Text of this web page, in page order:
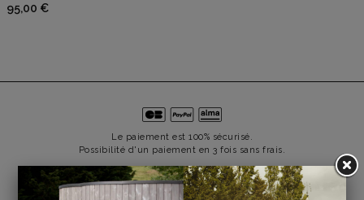
95,00 €
Le paiement est 100% sécurisé.
Possibilité d'un paiement en 3 fois sans frais.